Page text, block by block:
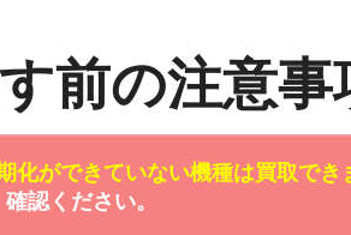
前の注意事
化ができていない機種は買取でき
確認ください。